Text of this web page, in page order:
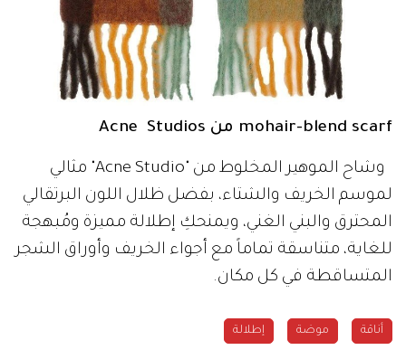
mohair-blend scarf من Acne Studios
وشاح الموهير المخلوط من "Acne Studio" مثالي
لموسم الخريف والشتاء، بفضل ظلال اللون البرتقالي
المحترق والبني الغني، ويمنحكِ إطلالة مميزة ومُبهجة
للغاية، متناسقة تماماً مع أجواء الخريف وأوراق الشجر
المتساقطة في كل مكان.
أناقة موضة إطلالة